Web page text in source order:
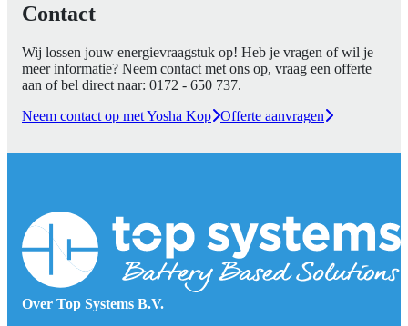
Contact
Wij lossen jouw energievraagstuk op! Heb je vragen of wil je
meer informatie? Neem contact met ons op, vraag een offerte
aan of bel direct naar: 0172 - 650 737.
Neem contact op met Yosha Kop Offerte aanvragen
Over Top Systems B.V.